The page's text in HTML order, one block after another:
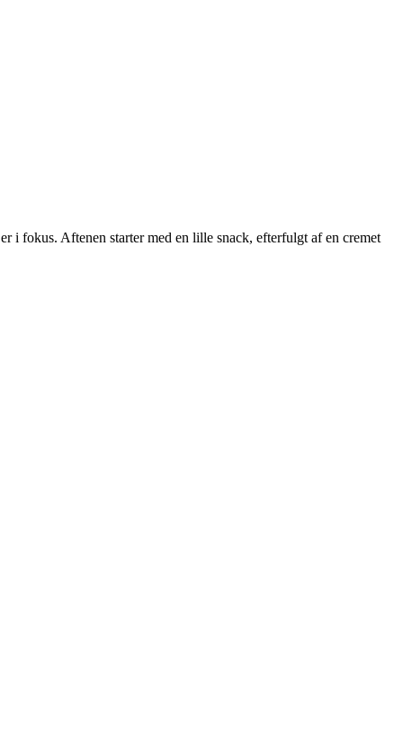
i fokus. Aftenen starter med en lille snack, efterfulgt af en cremet